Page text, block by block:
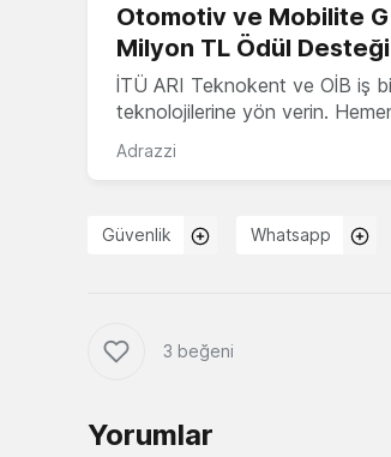
Otomotiv ve Mobilite
Milyon TL Ödül
İTÜ ARI Teknokent ve OİB iş
teknolojilerine yön verin.
Adrazzi
Güvenlik Whatsapp
3 beğeni
Yorumlar